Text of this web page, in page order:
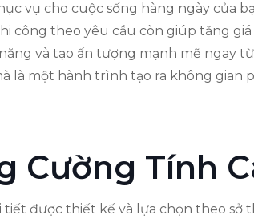
vụ cho cuộc sống hàng ngày của
công theo yêu cầu còn giúp tăng
và tạo ấn tượng mạnh mẽ ngay
là một hành trình tạo ra không gian
Cường Tính
tiết được thiết kế và lựa chọn theo